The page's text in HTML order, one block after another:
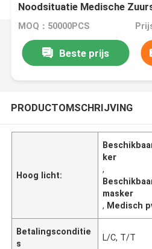
Noodsituatie Medische
MOQ：50000PCS
Beste prijs
PRODUCTOMSCHRIJVING
Hoog licht:
ker
,
masker
, Medisch
Betalingsconditie
s
L/C, T/T